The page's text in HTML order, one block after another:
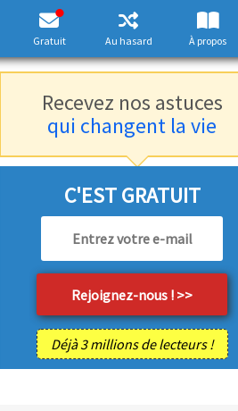
Gratuit Au hasard À propos
Recevez nos astuces
qui changent la vie
C'EST GRATUIT
Déjà 3 millions de lecteurs !